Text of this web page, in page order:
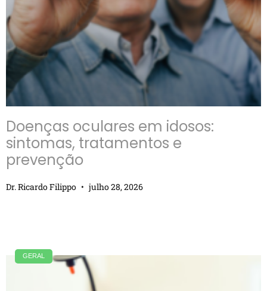
Doenças oculares em idosos:
sintomas, tratamentos e
prevenção
Dr. Ricardo Filippo julho 28, 2026
GERAL